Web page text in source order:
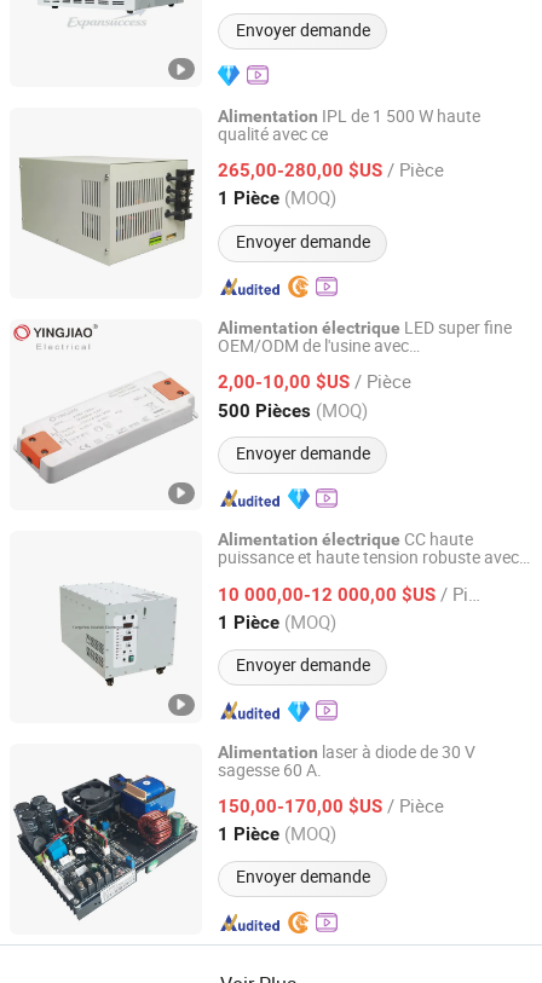
Envoyer demande
Alimentation IPL de 1 500 W haute
qualité avec ce
265,00-280,00 $US / Pièce
1 Pièce (MOQ)
Envoyer demande
Wisdom (Guangzhou) Electronics Company Limited
Guangdong, China Depuis 2020
Alimentation électrique LED super fine
OEM/ODM de l'usine avec
TUV/CE/UL/RoHS/ISO9001
2,00-10,00 $US / Pièce
500 Pièces (MOQ)
Envoyer demande
Ninghai Yingjiao Electrical Co., Ltd.
Zhejiang, China Depuis 2006
Alimentation électrique CC haute
puissance et haute tension robuste avec
10 000,00-12 000,00 $US / Pièce
1 Pièce (MOQ)
Envoyer demande
Yangzhou Idealtek Electronics Co., Ltd.
Jiangsu, China Depuis 2016
Alimentation laser à diode de 30 V
sagesse 60 A.
150,00-170,00 $US / Pièce
1 Pièce (MOQ)
Envoyer demande
Wisdom (Guangzhou) Electronics Company Limited
Guangdong, China Depuis 2020